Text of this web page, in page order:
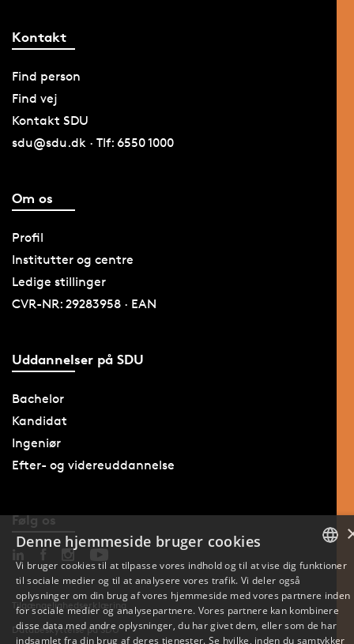
Kontakt
Find person
Find vej
Kontakt SDU
sdu@sdu.dk · Tlf: 6550 1000
Om os
Profil
Institutter og centre
Ledige stillinger
CVR-NR: 29283958 · EAN
Uddannelser på SDU
Bachelor
Kandidat
Ingeniør
Efter- og videreuddannelse
Følg os
Tilgængelighedserklæring
Databeskyttelse på SDU
ENGLISH
Denne hjemmeside bruger cookies
Vi bruger cookies til at tilpasse vores indhold og til at vise dig funktioner
til sociale medier og til at analysere vores trafik. Vi deler også
oplysninger om din brug af vores hjemmeside med vores partnere inden
for sociale medier og analysepartnere. Vores partnere kan kombinere
disse data med andre oplysninger, du har givet dem, eller som de har
indsamlet fra din brug af deres tjenester. Se hvilke, inden du samtykker